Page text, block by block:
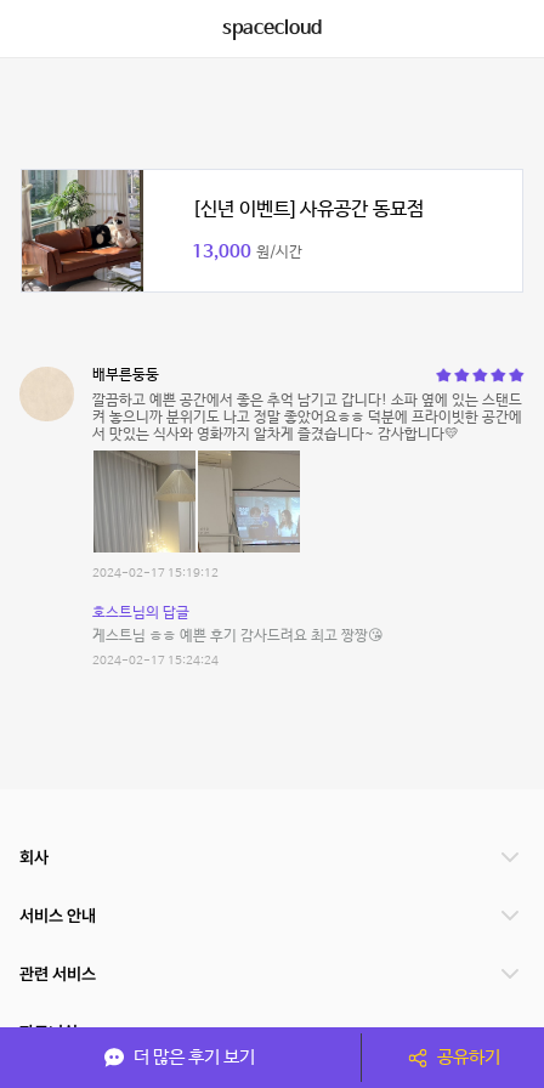
spacecloud
[신년 이벤트] 사유공간 동묘점
13,000 원/시간
배부른둥둥
깔끔하고 예쁜 공간에서 좋은 추억 남기고 갑니다! 소파 옆에 있는 스탠드
켜 놓으니까 분위기도 나고 정말 좋았어요ㅎㅎ 덕분에 프라이빗한 공간에
서 맛있는 식사와 영화까지 알차게 즐겼습니다~ 감사합니다💛
2024-02-17 15:19:12
호스트님의 답글
게스트님 ㅎㅎ 예쁜 후기 감사드려요 최고 짱짱😘
2024-02-17 15:24:24
더 많은 후기 보기 공유하기
회사
서비스 안내
관련 서비스
파트너쉽